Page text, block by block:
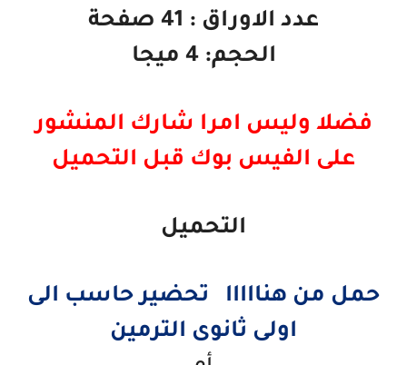
عدد الاوراق : 41 صفحة
الحجم: 4 ميجا
فضلا وليس امرا شارك المنشور
على الفيس بوك قبل التحميل
التحميل
حمل من هنااااا تحضير حاسب الى
اولى ثانوى الترمين